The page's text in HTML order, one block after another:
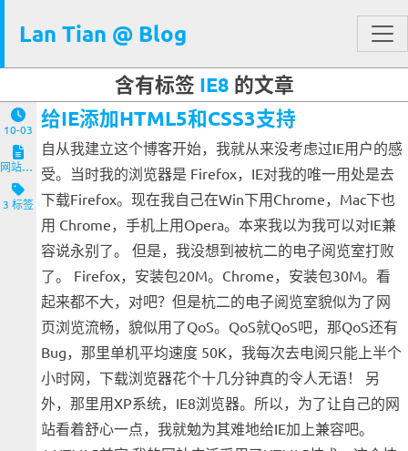
Lan Tian @ Blog
含有标签 IE8 的文章
10-03
网站与服务端
3 标签
给IE添加HTML5和CSS3支持
自从我建立这个博客开始，我就从来没考虑过IE用户的感
受。当时我的浏览器是 Firefox，IE对我的唯一用处是去
下载Firefox。现在我自己在Win下用Chrome，Mac下也
用 Chrome，手机上用Opera。本来我以为我可以对IE兼
容说永别了。 但是，我没想到被杭二的电子阅览室打败
了。 Firefox，安装包20M。Chrome，安装包30M。看
起来都不大，对吧？但是杭二的电子阅览室貌似为了网
页浏览流畅，貌似用了QoS。QoS就QoS吧，那QoS还有
Bug，那里单机平均速度 50K，我每次去电阅只能上半个
小时网，下载浏览器花个十几分钟真的令人无语！ 另
外，那里用XP系统，IE8浏览器。所以，为了让自己的网
站看着舒心一点，我就勉为其难地给IE加上兼容吧。